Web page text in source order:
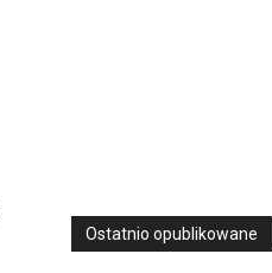
Ostatnio opublikowane